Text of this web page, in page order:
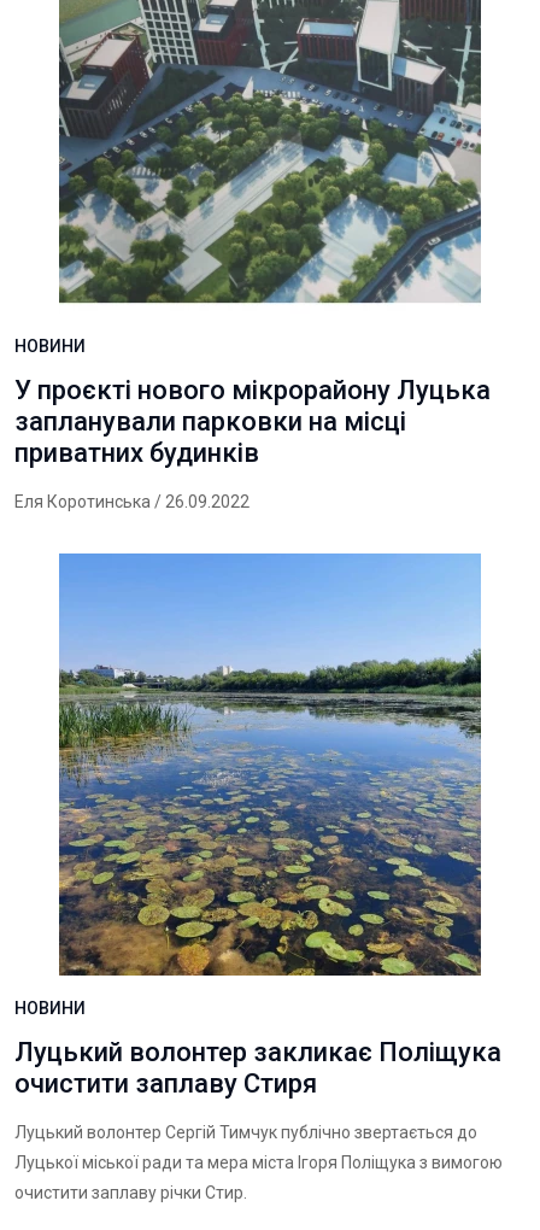
НОВИНИ
У проєкті нового мікрорайону Луцька
запланували парковки на місці
приватних будинків
Еля Коротинська / 26.09.2022
НОВИНИ
Луцький волонтер закликає Поліщука
очистити заплаву Стиря
Луцький волонтер Сергій Тимчук публічно звертається до
Луцької міської ради та мера міста Ігоря Поліщука з вимогою
очистити заплаву річки Стир.